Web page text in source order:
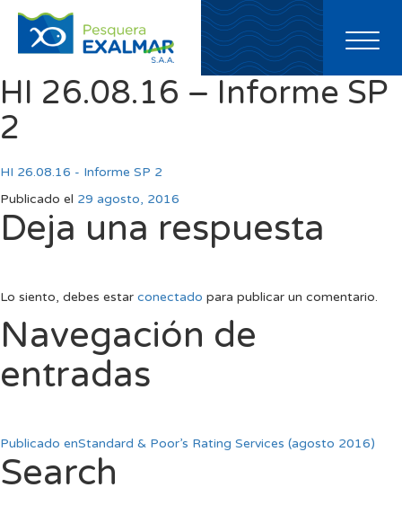
Toggle
HI 26.08.16 – Informe SP
2
HI 26.08.16 - Informe SP 2
Publicado el 29 agosto, 2016
Deja una respuesta
Lo siento, debes estar conectado para publicar un comentario.
Navegación de
entradas
Publicado enStandard & Poor’s Rating Services (agosto 2016)
Search